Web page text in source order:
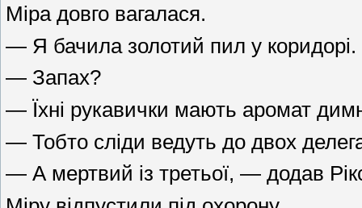
Міра довго вагалася.
— Я бачила золотий пил у коридорі.
— Запах?
— Їхні рукавички мають аромат
— Тобто сліди ведуть до двох
— А мертвий із третьої, — додав